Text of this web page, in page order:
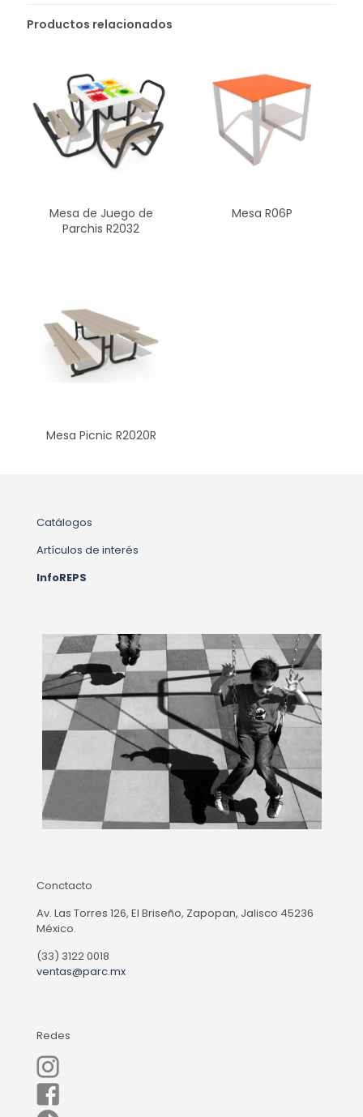
Productos relacionados
Mesa de Juego de
Parchis R2032
Mesa R06P
Mesa Picnic R2020R
Catálogos
Artículos de interés
InfoREPS
Conctacto
Av. Las Torres 126, El Briseño, Zapopan, Jalisco 45236
México.
(33) 3122 0018
ventas@parc.mx
Redes